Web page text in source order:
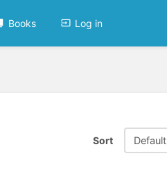
Books Log in
Sort Default